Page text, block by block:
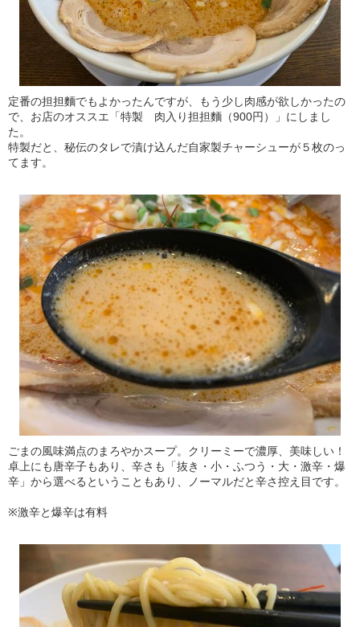
定番の担担麵でもよかったんですが、もう少し肉感が欲しかったの
で、お店のオススエ「特製 肉入り担担麵（900円）」にしまし
た。
特製だと、秘伝のタレで漬け込んだ自家製チャーシューが５枚のっ
てます。
ごまの風味満点のまろやかスープ。クリーミーで濃厚、美味しい！
卓上にも唐辛子もあり、辛さも「抜き・小・ふつう・大・激辛・爆
辛」から選べるということもあり、ノーマルだと辛さ控え目です。
※激辛と爆辛は有料